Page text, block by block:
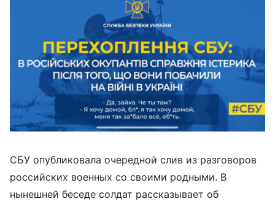
СБУ опубликовала очередной слив из разговоров
российских военных со своими родными. В
нынешней беседе солдат рассказывает об